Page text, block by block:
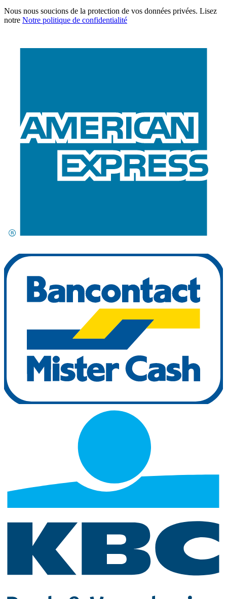
Nous nous soucions de la protection de vos données privées. Lisez
notre Notre politique de confidentialité